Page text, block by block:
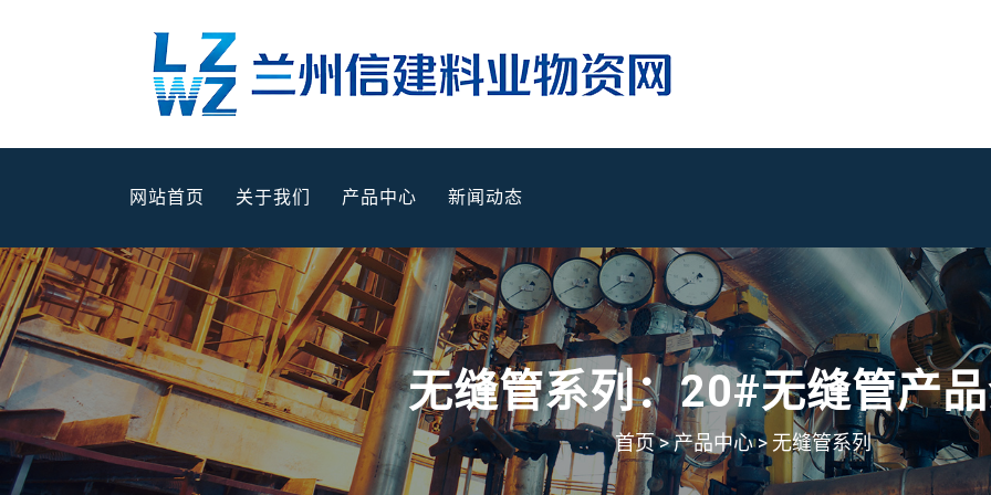
网站首页 关于我们 产品中心 新闻动态
无缝管系列：20#无缝管产
首页>产品中心> 无缝管系列